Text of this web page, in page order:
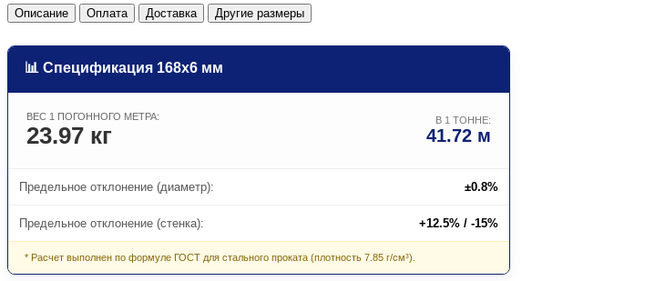
Описание Оплата Доставка Другие размеры
📊 Спецификация 168х6 мм
ВЕС 1 ПОГОННОГО МЕТРА:
23.97 кг
В 1 ТОННЕ:
41.72 м
Предельное отклонение (диаметр): ±0.8%
Предельное отклонение (стенка): +12.5% / -15%
* Расчет выполнен по формуле ГОСТ для стального проката (плотность 7.85 г/см³).